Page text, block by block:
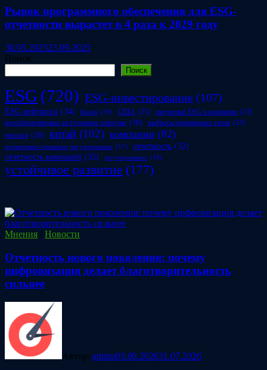
Рынок программного обеспечения для ESG-
отчетности вырастет в 4 раза к 2029 году
30.05.202523.09.2025
Поиск
Поиск
ESG (720) ESG-инвестирование (107)
ESG-рейтинги (34) Китай (20) США (25) внедрение ESG в компании (23)
возобновляемые источники энергии (30) выбросы парниковых газов (23)
европа (28) китай (102) компании (82)
нормативно-правовое регулирование (17) отчетность (32)
отчетность компаний (35) регулирование (19)
устойчивое развитие (177)
Мнения / Новости
Отчетность нового поколения: почему
цифровизация делает благотворительность
сильнее
Автор: admin03.08.202631.07.2026